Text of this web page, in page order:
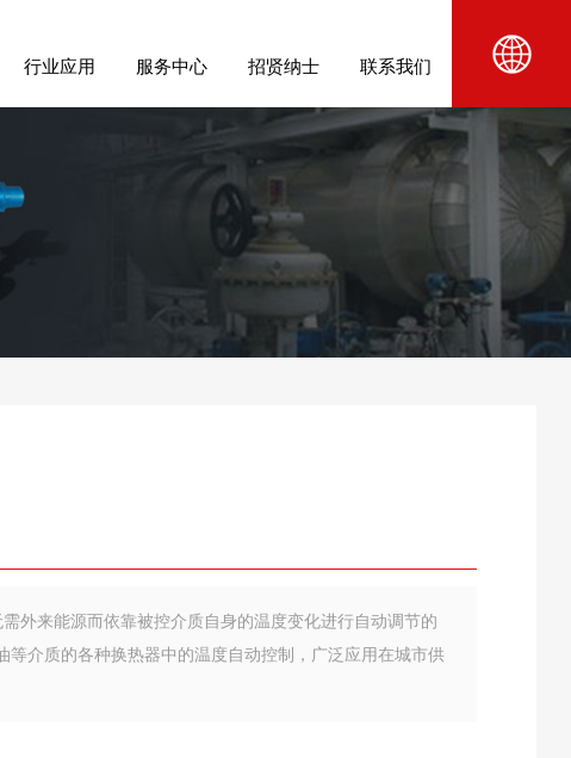
行业应用 服务中心 招贤纳士 联系我们
外来能源而依靠被控介质自身的温度变化进行自动调节的
介质的各种换热器中的温度自动控制，广泛应用在城市供